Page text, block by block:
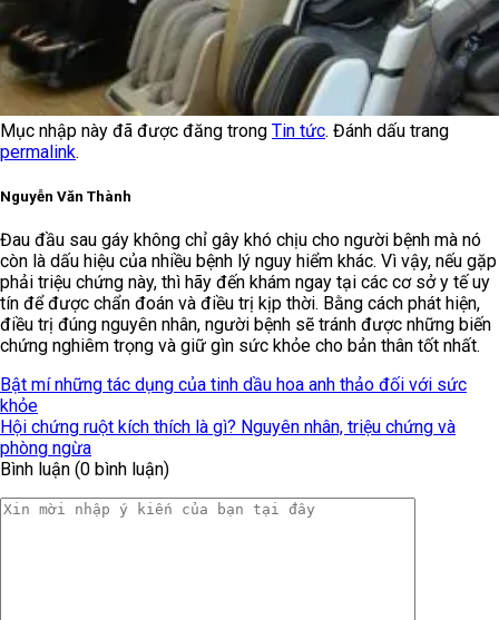
Mục nhập này đã được đăng trong Tin tức. Đánh dấu trang
permalink.
Nguyễn Văn Thành
Đau đầu sau gáy không chỉ gây khó chịu cho người bệnh mà nó
còn là dấu hiệu của nhiều bệnh lý nguy hiểm khác. Vì vậy, nếu gặp
phải triệu chứng này, thì hãy đến khám ngay tại các cơ sở y tế uy
tín để được chẩn đoán và điều trị kịp thời. Bằng cách phát hiện,
điều trị đúng nguyên nhân, người bệnh sẽ tránh được những biến
chứng nghiêm trọng và giữ gìn sức khỏe cho bản thân tốt nhất.
Bật mí những tác dụng của tinh dầu hoa anh thảo đối với sức
khỏe
Hội chứng ruột kích thích là gì? Nguyên nhân, triệu chứng và
phòng ngừa
Bình luận (0 bình luận)